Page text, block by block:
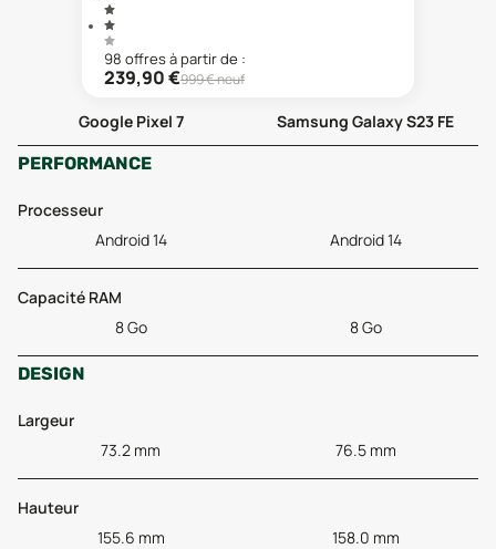
98 offresà partir de :
239,90€999€ neuf
Google Pixel 7
Samsung Galaxy S23 FE
PERFORMANCE
Processeur
Android 14
Android 14
Capacité RAM
8 Go
8 Go
DESIGN
Largeur
73.2 mm
76.5 mm
Hauteur
155.6 mm
158.0 mm